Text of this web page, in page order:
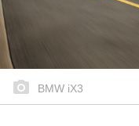
BMW iX3